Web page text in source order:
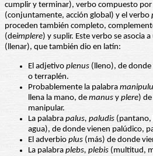
cumplir y terminar), verbo compuesto
(conjuntamente, acción global) y el verbo
proceden también completo,
(deimplere) y suplir. Este verbo se asocia
(llenar), que también dio en latín:
El adjetivo plenus (lleno), de
o terraplén.
Probablemente la palabra
llena la mano, de manus y plere)
manipular.
La palabra palus, paludis (pantano,
agua), de donde vienen palúdico,
El adverbio plus (más) de donde
La palabra plebs, plebis (multitud,